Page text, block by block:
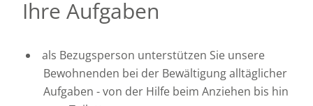
Ihre Aufgaben
als Bezugsperson unterstützen Sie unsere
Bewohnenden bei der Bewältigung alltäglicher
Aufgaben - von der Hilfe beim Anziehen bis hin